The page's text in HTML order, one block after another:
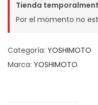
Tienda
Por el momento no
Categoría: YOSHIMOTO
Marca: YOSHIMOTO